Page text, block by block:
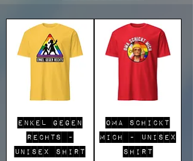
ENKEL GEGEN
RECHTS -
UNISEX SHIRT
OMA SCHICKT
MICH - UNISEX
SHIRT